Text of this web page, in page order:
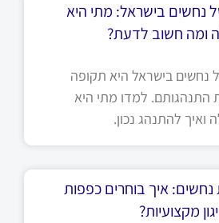
נחשים בישראל: מתי היא
ומה חשוב לדעת?
נחשים בישראל היא תקופה
התנהגותם. למדו מתי היא
ואיך להתנהג נכון.
איך בוחרים כפפות
מקצועיות?